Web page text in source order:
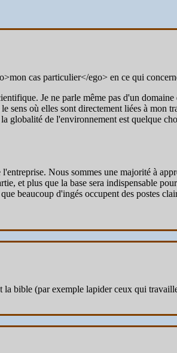
cas particulier</ego> en ce qui
Je ne parle même pas d'un
sens où elles sont directement liées à mon
globalité de l'environnement est quelque
Nous sommes une majorité à
et plus que la base sera indispensable
beaucoup d'ingés occupent des postes
la bible (par exemple lapider ceux qui